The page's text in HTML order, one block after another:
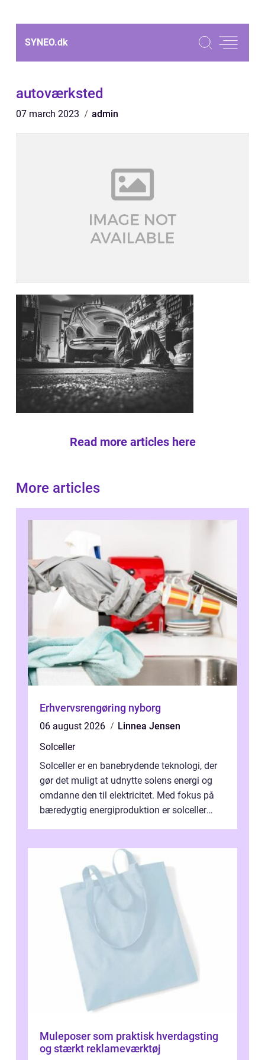
SYNEO.dk
autoværksted
07 march 2023 admin
Read more articles here
More articles
Erhvervsrengøring nyborg
06 august 2026
Linnea Jensen
Solceller
Solceller er en banebrydende teknologi, der
gør det muligt at udnytte solens energi og
omdanne den til elektricitet. Med fokus på
bæredygtig energiproduktion er solceller
Muleposer som praktisk hverdagsting
og stærkt reklameværktøj